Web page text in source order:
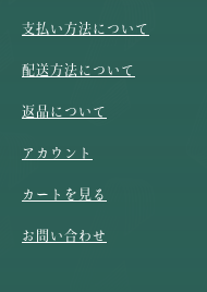
支払い方法について
配送方法について
返品について
アカウント
カートを見る
お問い合わせ